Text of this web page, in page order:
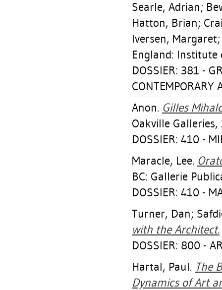
Searle, Adrian;
Hatton, Brian;
Iversen, Margaret
England:
DOSSIER: 381 -
CONTEMPORARY
Anon. Gilles
Oakville Galleries,
DOSSIER: 410 -
Maracle, Lee.
BC: Gallerie
DOSSIER: 410 -
Turner, Dan;
with the Architect.
DOSSIER: 800 -
Hartal, Paul. The
Dynamics of Art